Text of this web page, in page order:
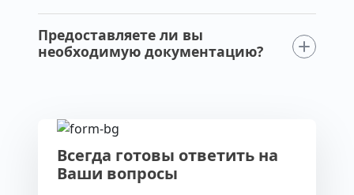
Всегда готовы ответить на
Ваши вопросы
Предоставляете ли вы
необходимую документацию?